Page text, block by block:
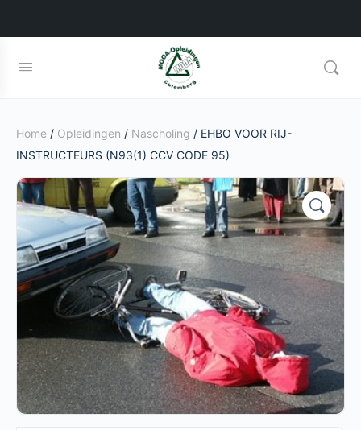
Home / Opleidingen / Nascholing / EHBO VOOR RIJ-
INSTRUCTEURS (N93(1) CCV CODE 95)